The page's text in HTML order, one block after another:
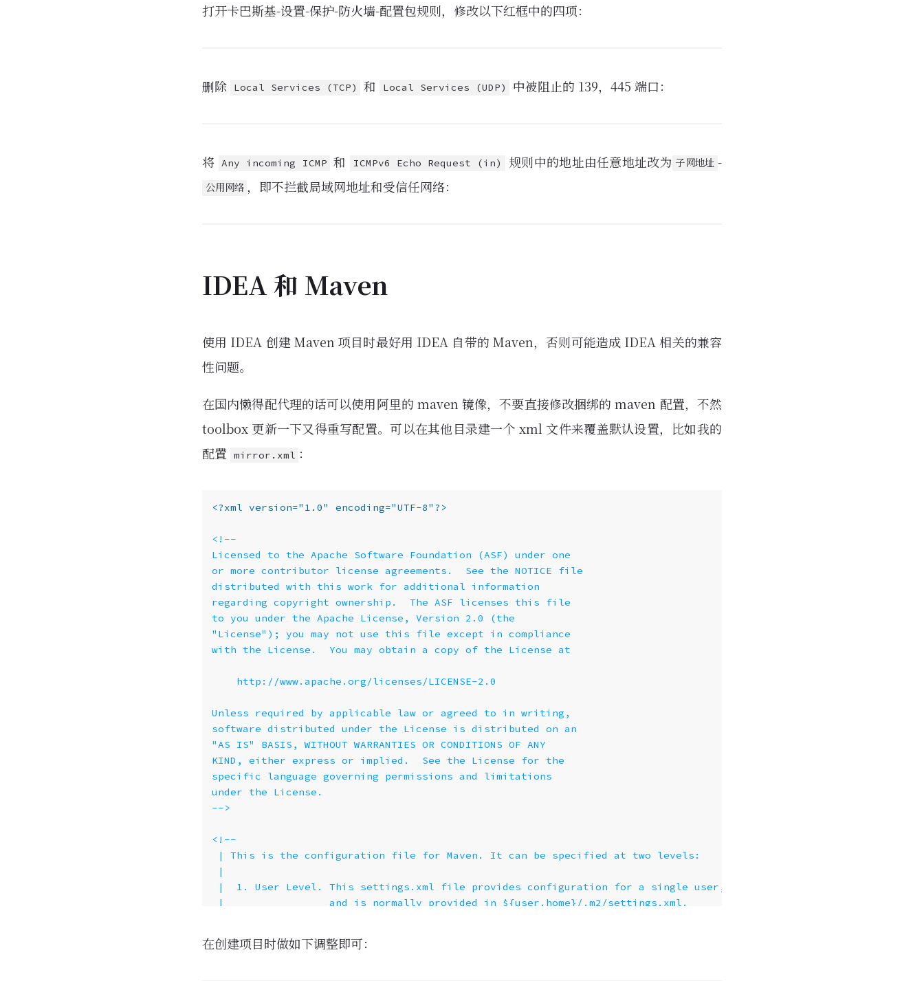
打开卡巴斯基-设置-保护-防火墙-配置包规则，修改以下红框中的四项：
删除 Local Services (TCP) 和 Local Services (UDP) 中被阻止的 139，445 端口：
将 Any incoming ICMP 和 ICMPv6 Echo Request (in) 规则中的地址由任意地址改为 子网地址 -
公用网络 ，即不拦截局域网地址和受信任网络：
IDEA 和 Maven
使用 IDEA 创建 Maven 项目时最好用 IDEA 自带的 Maven，否则可能造成 IDEA 相关的兼容
性问题。
在国内懒得配代理的话可以使用阿里的 maven 镜像，不要直接修改捆绑的 maven 配置，不然
toolbox 更新一下又得重写配置。可以在其他目录建一个 xml 文件来覆盖默认设置，比如我的
配置
mirror.xml ：
<?xml version="1.0" encoding="UTF-8"?>
-->
|
在创建项目时做如下调整即可：